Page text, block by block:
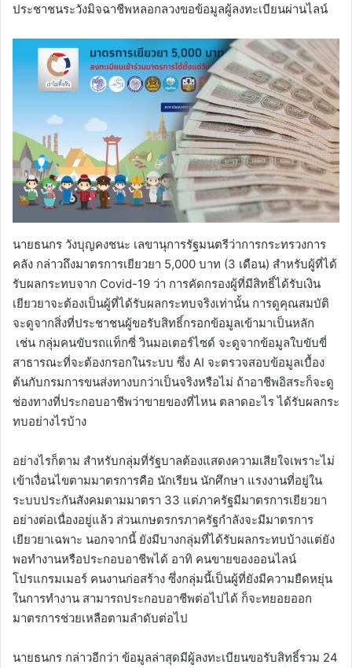
ประชาชนระวังมิจฉาชีพหลอกลวงขอข้อมูลผู้ลงทะเบียนผ่านไลน์
นายธนกร วังบุญคงชนะ เลขานุการรัฐมนตรีว่าการกระทรวงการ
คลัง กล่าวถึงมาตรการเยียวยา 5,000 บาท (3 เดือน) สำหรับผู้ที่ได้
รับผลกระทบจาก Covid-19 ว่า การคัดกรองผู้ที่มีสิทธิ์ได้รับเงิน
เยียวยาจะต้องเป็นผู้ที่ได้รับผลกระทบจริงเท่านั้น การดูคุณสมบัติ
จะดูจากสิ่งที่ประชาชนผู้ขอรับสิทธิ์กรอกข้อมูลเข้ามาเป็นหลัก
เช่น กลุ่มคนขับรถแท็กซี่ วินมอเตอร์ไซด์ จะดูจากข้อมูลใบขับขี่
สาธารณะที่จะต้องกรอกในระบบ ซึ่ง AI จะตรวจสอบข้อมูลเบื้อง
ต้นกับกรมการขนส่งทางบกว่าเป็นจริงหรือไม่ ถ้าอาชีพอิสระก็จะดู
ช่องทางที่ประกอบอาชีพว่าขายของที่ไหน ตลาดอะไร ได้รับผลกระ
ทบอย่างไรบ้าง
อย่างไรก็ตาม สำหรับกลุ่มที่รัฐบาลต้องแสดงความเสียใจเพราะไม่
เข้าเงื่อนไขตามมาตรการคือ นักเรียน นักศึกษา แรงงานที่อยู่ใน
ระบบประกันสังคมตามมาตรา 33 แต่ภาครัฐมีมาตรการเยียวยา
อย่างต่อเนื่องอยู่แล้ว ส่วนเกษตรกรภาครัฐกำลังจะมีมาตรการ
เยียวยาเฉพาะ นอกจากนี้ ยังมีบางกลุ่มที่ได้รับผลกระทบบ้างแต่ยัง
พอทำงานหรือประกอบอาชีพได้ อาทิ คนขายของออนไลน์
โปรแกรมเมอร์ คนงานก่อสร้าง ซึ่งกลุ่มนี้เป็นผู้ที่ยังมีความยืดหยุ่น
ในการทำงาน สามารถประกอบอาชีพต่อไปได้ ก็จะทยอยออก
มาตรการช่วยเหลือตามลำดับต่อไป
นายธนกร กล่าวอีกว่า ข้อมูลล่าสุดมีผู้ลงทะเบียนขอรับสิทธิ์รวม 24